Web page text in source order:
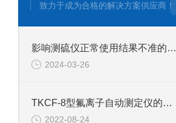
致力于成为合格的解决方案供应商！
影响测硫仪正常使用结果不准的原因
2024-03-26
TKCF-8型氟离子自动测定仪的技术参数
2022-08-24